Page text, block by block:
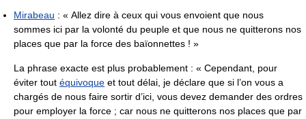
Mirabeau : « Allez dire à ceux qui vous envoient que nous
sommes ici par la volonté du peuple et que nous ne quitterons nos
places que par la force des baïonnettes ! »
La phrase exacte est plus probablement : « Cependant, pour
éviter tout équivoque et tout délai, je déclare que si l’on vous a
chargés de nous faire sortir d’ici, vous devez demander des ordres
pour employer la force ; car nous ne quitterons nos places que par